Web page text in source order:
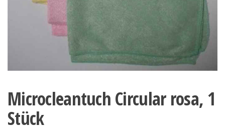
Microcleantuch Circular rosa, 1
Stück